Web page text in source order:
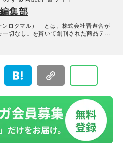
集部
ンロクマル）」とは、株式会社晋遊舎が
切なし」を貫いて創刊された商品テス
るまで、多岐にわたるジャンルで本物の
ね“失敗しないお買い物”を全力でサポー
剛敏を中心に、11名以上の編集体制で